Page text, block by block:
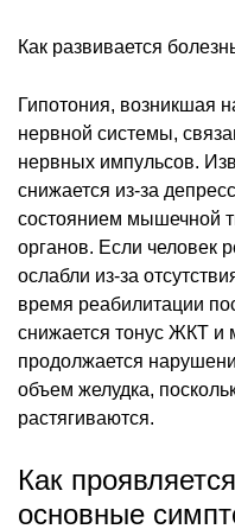
Как развивается
Гипотония, возникшая
нервной системы,
нервных импульсов.
снижается из-за
состоянием мышечной
органов. Если человек
ослабли из-за
время реабилитации
снижается тонус ЖКТ и
продолжается
объем желудка,
растягиваются.
Как
основные